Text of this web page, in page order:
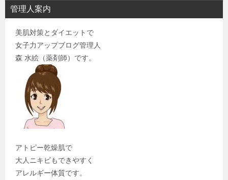
管理人案内
美肌対策とダイエットで
女子力アップブログ管理人
森 水絵（薬剤師）です。
アトピー乾燥肌で
大人ニキビもできやすく
アレルギー体質です。